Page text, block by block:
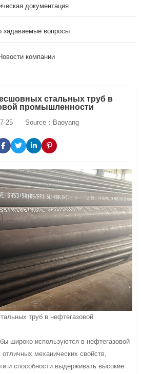
документация
задаваемые вопросы
компании
стальных труб в
промышленности
25 Source：Baoyang
труб в нефтегазовой
широко используются в нефтегазовой
механических свойств,
и способности выдерживать высокие